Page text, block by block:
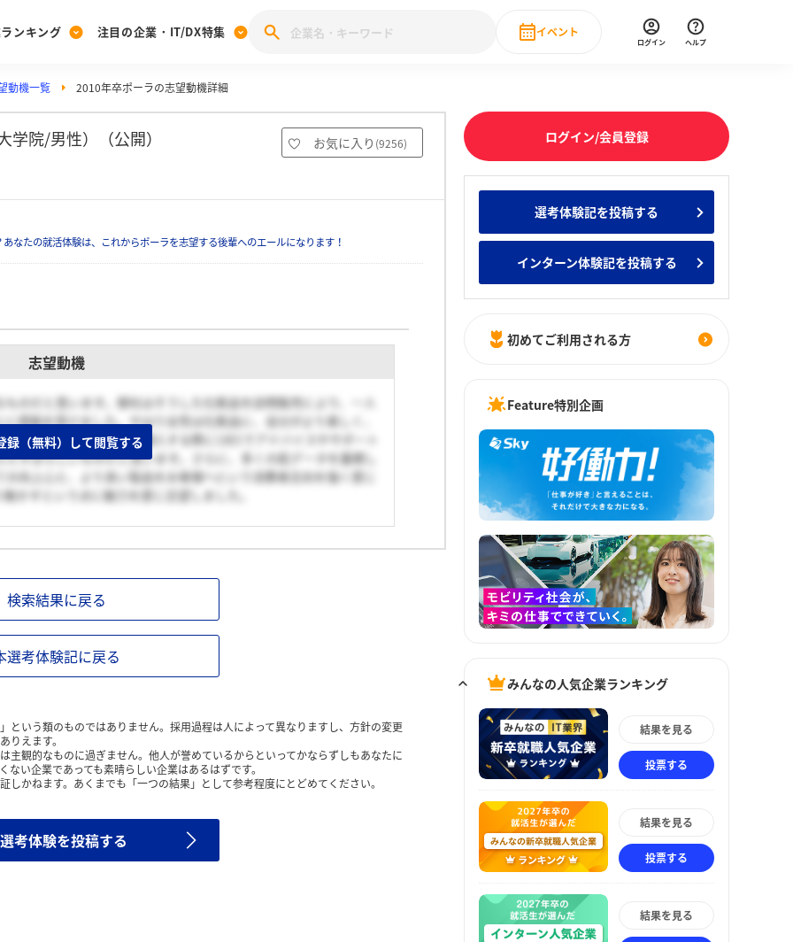
[27卒] 本選考体験記投稿キャンペーン
ンキング
みんなのDX企業就職ブランド調査
みんなの新卒就職人気企業ランキング みんなのインターン人気企業ランキ
注目の企業・IT/DX特集
28卒 IT・DX現場社員インタビュー
イベント
直近のイベント一覧
ログイン ヘルプ
動機一覧 2010年卒ポーラの志望動機詳細
院/男性）（公開） お気に入り (9256)
なたの就活体験は、これからポーラを志望する後輩へのエールになります！
志望動機
のだと思います。御社はそうした化粧品を訪問販売により、一人
感銘を受けました。やはり女性は化粧品に、自分がより美しく、
。それに応えるため、購入する際に1対1でアドバイスやサポート
すばらしいものだと思います。さらに、多くの肌データを蓄積し
向上心と、より良い製品をお客様へという消費者志向を強く感じ
かすという点に魅力を感じ志望しました。
録（無料）して閲覧する
検索結果に戻る
選考体験記に戻る
という類のものではありません。採用過程は人によって異なりますし、方針の変更
りえます。
主観的なものに過ぎません。他人が誉めているからといってかならずしもあなたに
い企業であっても素晴らしい企業はあるはずです。
かねます。あくまでも「一つの結果」として参考程度にとどめてください。
考体験を投稿する
ログイン/会員登録
選考体験記を投稿する
インターン体験記を投稿する
初めてご利用される方
Feature特別企画
みんなの人気企業ランキング
結果を見る
投票する
結果を見る
投票する
結果を見る